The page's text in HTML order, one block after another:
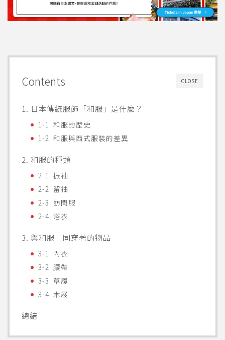
CLOSE
Contents
1. 日本傳統服飾「和服」是什麼？
1-1. 和服的歷史
1-2. 和服與西式服裝的差異
2. 和服的種類
2-1. 振袖
2-2. 留袖
2-3. 訪問服
2-4. 浴衣
3. 與和服一同穿著的物品
3-1. 內衣
3-2. 腰帶
3-3. 草履
3-4. 木屐
總結